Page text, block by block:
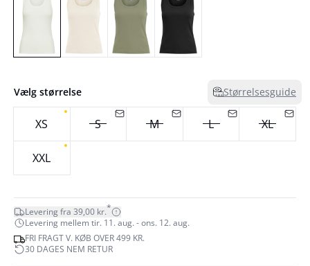
Vælg størrelse Størrelsesguide
XS S M L XL
XXL
Levering fra 39,00 kr.*
Levering mellem tir. 11. aug. - ons. 12. aug.
FRI FRAGT V. KØB OVER 499 KR.
30 DAGES NEM RETUR